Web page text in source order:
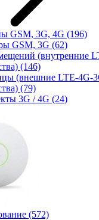
GSM, 3G, 4G (196)
GSM, 3G (62)
(внутренние
(146)
(внешние LTE-4G-
(79)
3G / 4G (24)
(572)